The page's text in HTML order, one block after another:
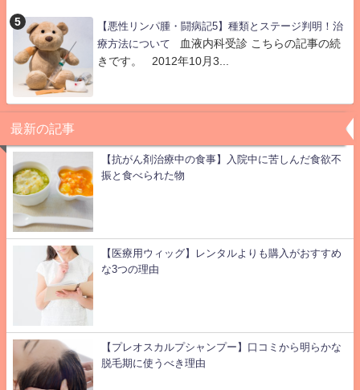
【悪性リンパ腫・闘病記5】種類とステージ判明！治
療方法について
血液内科受診 こちらの記事の続
きです。 2012年10月3...
最新の記事
【抗がん剤治療中の食事】入院中に苦しんだ食欲不
振と食べられた物
【医療用ウィッグ】レンタルよりも購入がおすすめ
な3つの理由
【プレオスカルプシャンプー】口コミから明らかな
脱毛期に使うべき理由